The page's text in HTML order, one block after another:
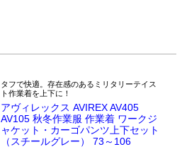
タフで快適。存在感のあるミリタリーテイス
ト作業着を上下に！
アヴィレックス AVIREX AV405
AV105 秋冬作業服 作業着 ワークジ
ャケット・カーゴパンツ上下セット
（スチールグレー） 73～106